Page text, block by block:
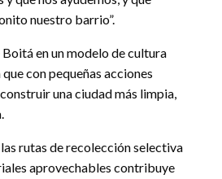
nuestro barrio”.
en un modelo de cultura
con pequeñas acciones
una ciudad más limpia,
rutas de recolección selectiva
aprovechables contribuye